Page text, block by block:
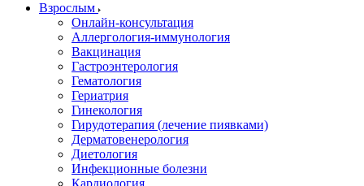
Взрослым
Онлайн-консультация
Аллергология-иммунология
Вакцинация
Гастроэнтерология
Гематология
Гериатрия
Гинекология
Гирудотерапия (лечение пиявками)
Дерматовенерология
Диетология
Инфекционные болезни
Кардиология